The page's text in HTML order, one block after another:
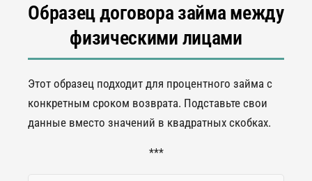
Образец договора займа между
физическими лицами
Этот образец подходит для процентного займа с
конкретным сроком возврата. Подставьте свои
данные вместо значений в квадратных скобках.
***